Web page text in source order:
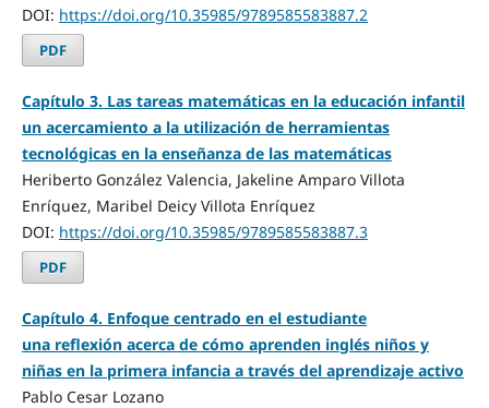
DOI: https://doi.org/10.35985/9789585583887.2
PDF
Capítulo 3. Las tareas matemáticas en la educación infantil
un acercamiento a la utilización de herramientas
tecnológicas en la enseñanza de las matemáticas
Heriberto González Valencia, Jakeline Amparo Villota
Enríquez, Maribel Deicy Villota Enríquez
DOI: https://doi.org/10.35985/9789585583887.3
PDF
Capítulo 4. Enfoque centrado en el estudiante
una reflexión acerca de cómo aprenden inglés niños y
niñas en la primera infancia a través del aprendizaje activo
Pablo Cesar Lozano